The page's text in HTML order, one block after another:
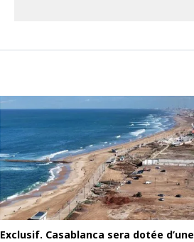
Exclusif. Casablanca sera dotée d’une